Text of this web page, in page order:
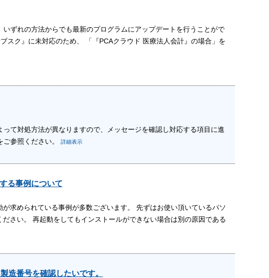
ずれの方法からでも最新のプログラムにアップデートを行うことがで
ク』に未対応のため、 「『PCAクラウド 医療法人会計』の場合」を
て対処方法が異なりますので、メッセージを確認し対応する項目に進
参照ください。
詳細表示
る事例について
求められている事例が多数ございます。 先ずはお使い頂いているパソ
さい。 再起動をしてもインストールができない場合は別の原因である
造番号を確認したいです。